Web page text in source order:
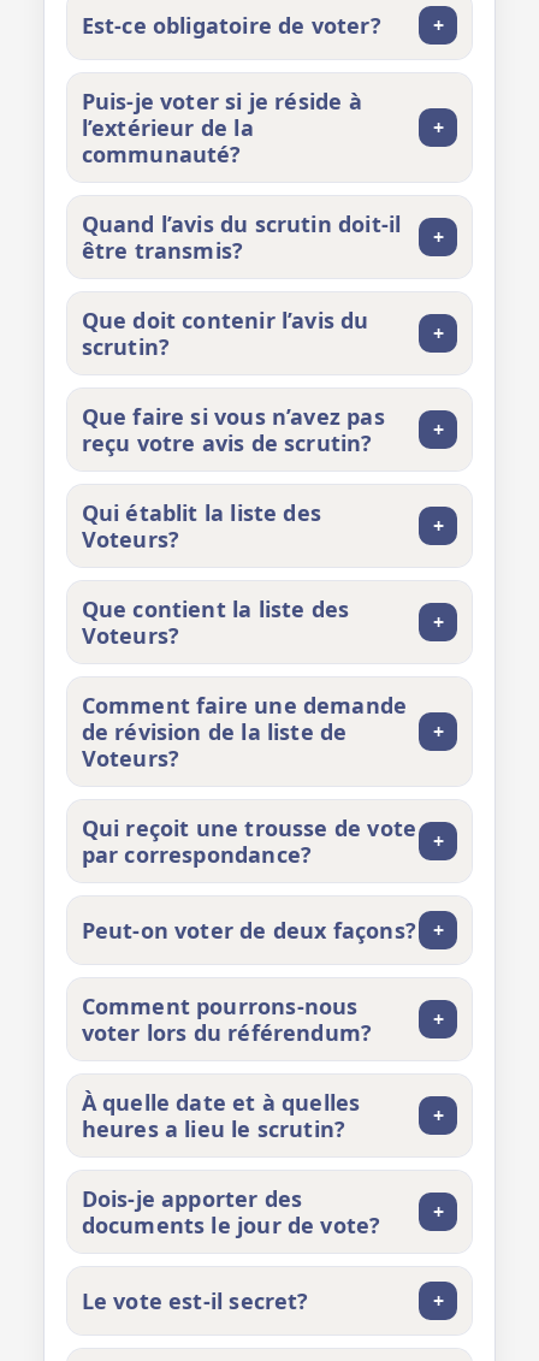
Est-ce obligatoire de voter? +
Puis-je voter si je réside à
l’extérieur de la
communauté?
+
Quand l’avis du scrutin doit‑il
être transmis?
+
Que doit contenir l’avis du
scrutin?
+
Que faire si vous n’avez pas
reçu votre avis de scrutin?
+
Qui établit la liste des
Voteurs?
+
Que contient la liste des
Voteurs?
+
Comment faire une demande
de révision de la liste de
Voteurs?
+
Qui reçoit une trousse de vote
par correspondance?
+
Peut‑on voter de deux façons? +
Comment pourrons‑nous
voter lors du référendum?
+
À quelle date et à quelles
heures a lieu le scrutin?
+
Dois‑je apporter des
documents le jour de vote?
+
Le vote est‑il secret? +